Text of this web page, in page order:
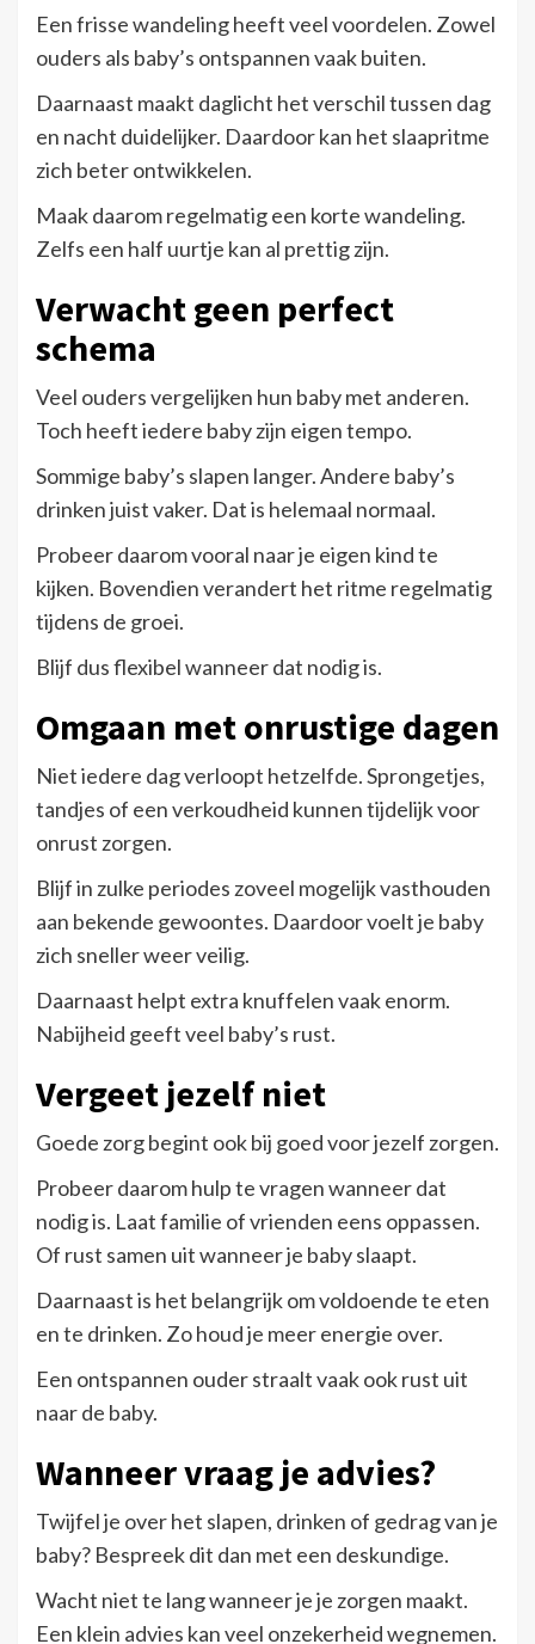
Een frisse wandeling heeft veel voordelen. Zowel
ouders als baby’s ontspannen vaak buiten.
Daarnaast maakt daglicht het verschil tussen dag
en nacht duidelijker. Daardoor kan het slaapritme
zich beter ontwikkelen.
Maak daarom regelmatig een korte wandeling.
Zelfs een half uurtje kan al prettig zijn.
Verwacht geen perfect
schema
Veel ouders vergelijken hun baby met anderen.
Toch heeft iedere baby zijn eigen tempo.
Sommige baby’s slapen langer. Andere baby’s
drinken juist vaker. Dat is helemaal normaal.
Probeer daarom vooral naar je eigen kind te
kijken. Bovendien verandert het ritme regelmatig
tijdens de groei.
Blijf dus flexibel wanneer dat nodig is.
Omgaan met onrustige dagen
Niet iedere dag verloopt hetzelfde. Sprongetjes,
tandjes of een verkoudheid kunnen tijdelijk voor
onrust zorgen.
Blijf in zulke periodes zoveel mogelijk vasthouden
aan bekende gewoontes. Daardoor voelt je baby
zich sneller weer veilig.
Daarnaast helpt extra knuffelen vaak enorm.
Nabijheid geeft veel baby’s rust.
Vergeet jezelf niet
Goede zorg begint ook bij goed voor jezelf zorgen.
Probeer daarom hulp te vragen wanneer dat
nodig is. Laat familie of vrienden eens oppassen.
Of rust samen uit wanneer je baby slaapt.
Daarnaast is het belangrijk om voldoende te eten
en te drinken. Zo houd je meer energie over.
Een ontspannen ouder straalt vaak ook rust uit
naar de baby.
Wanneer vraag je advies?
Twijfel je over het slapen, drinken of gedrag van je
baby? Bespreek dit dan met een deskundige.
Wacht niet te lang wanneer je je zorgen maakt.
Een klein advies kan veel onzekerheid wegnemen.